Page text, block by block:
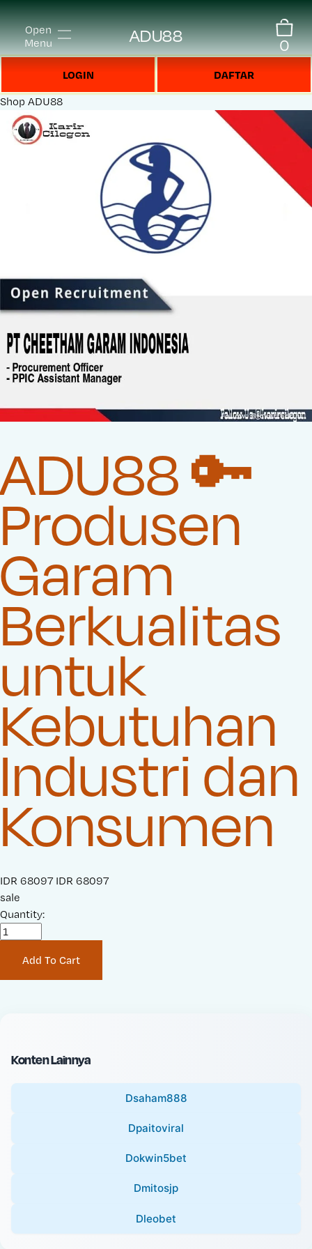
Open
Menu
ADU88 0
LOGIN DAFTAR
Shop ADU88
ADU88 🔑
Produsen
Garam
Berkualitas
untuk
Kebutuhan
Industri dan
Konsumen
S
a
l
e
i
IDR 68097 O
n
a
c
e
IDR 68097
sale
Quantity:
Add To Cart
Konten Lainnya
Dsaham888
Dpaitoviral
Dokwin5bet
Dmitosjp
Dleobet